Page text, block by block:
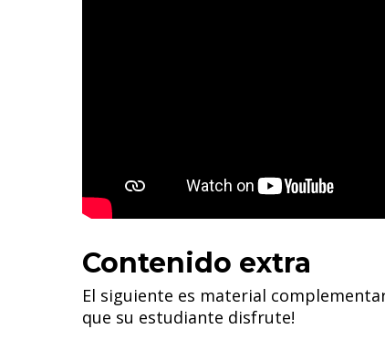
Contenido extra
El siguiente es material
que su estudiante disfrute!